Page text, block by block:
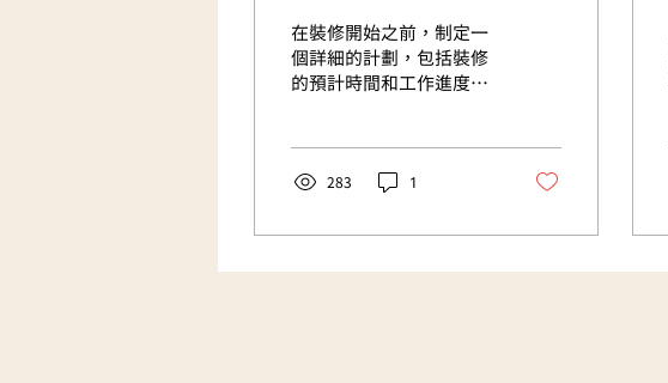
在裝修開始之前，制定一
個詳細的計劃，包括裝修
的預計時間和工作進度，
到其他住處。這可以是租
或與朋友/家人居住，確保
283 1